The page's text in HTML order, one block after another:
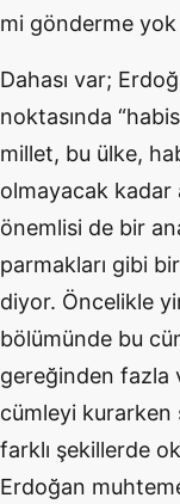
mi gönderme yok
Dahası var;
noktasında
millet, bu ülke,
olmayacak kadar
önemlisi de bir
parmakları gibi
diyor. Öncelikle
bölümünde bu
gereğinden fazla
cümleyi kurarken
farklı şekillerde
Erdoğan